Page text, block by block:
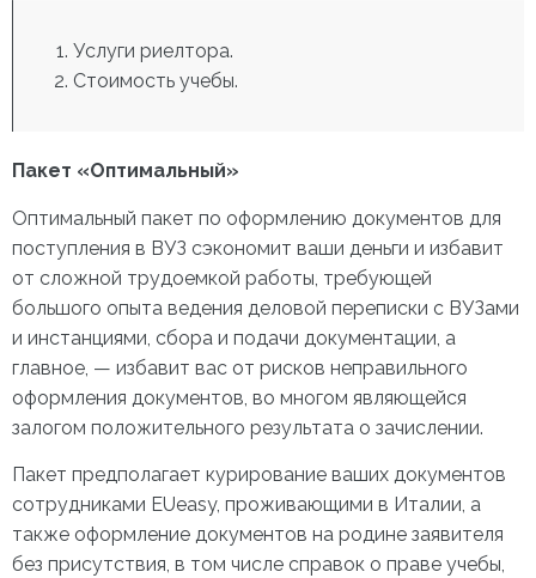
Услуги риелтора.
Стоимость учебы.
Пакет «Оптимальный»
Оптимальный пакет по оформлению документов для
поступления в ВУЗ сэкономит ваши деньги и избавит
от сложной трудоемкой работы, требующей
большого опыта ведения деловой переписки с ВУЗами
и инстанциями, сбора и подачи документации, а
главное, — избавит вас от рисков неправильного
оформления документов, во многом являющейся
залогом положительного результата о зачислении.
Пакет предполагает курирование ваших документов
сотрудниками EUeasy, проживающими в Италии, а
также оформление документов на родине заявителя
без присутствия, в том числе справок о праве учебы,